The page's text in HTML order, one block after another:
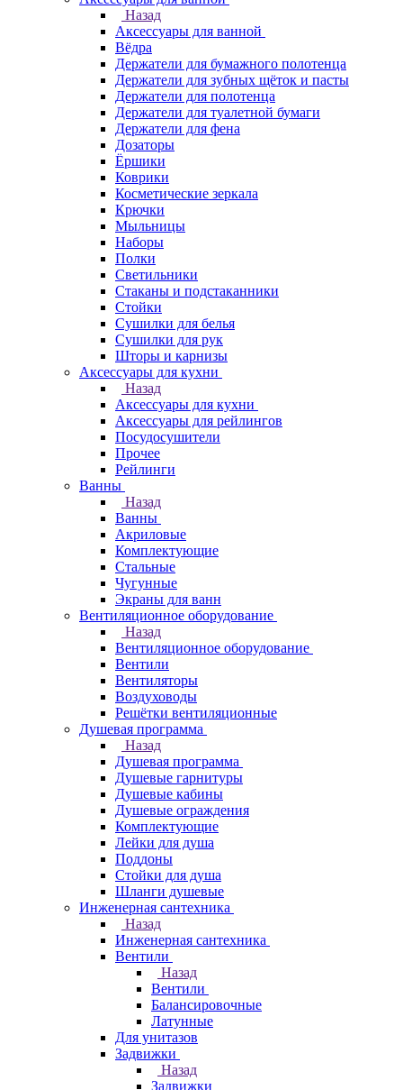
Назад
Аксессуары для ванной
Вёдра
Держатели для бумажного полотенца
Держатели для зубных щёток и пасты
Держатели для полотенца
Держатели для туалетной бумаги
Держатели для фена
Дозаторы
Ёршики
Коврики
Косметические зеркала
Крючки
Мыльницы
Наборы
Полки
Светильники
Стаканы и подстаканники
Стойки
Сушилки для белья
Сушилки для рук
Шторы и карнизы
Аксессуары для кухни
Назад
Аксессуары для кухни
Аксессуары для рейлингов
Посудосушители
Прочее
Рейлинги
Ванны
Назад
Ванны
Акриловые
Комплектующие
Стальные
Чугунные
Экраны для ванн
Вентиляционное оборудование
Назад
Вентиляционное оборудование
Вентили
Вентиляторы
Воздуховоды
Решётки вентиляционные
Душевая программа
Назад
Душевая программа
Душевые гарнитуры
Душевые кабины
Душевые ограждения
Комплектующие
Лейки для душа
Поддоны
Стойки для душа
Шланги душевые
Инженерная сантехника
Назад
Инженерная сантехника
Вентили
Назад
Вентили
Балансировочные
Латунные
Для унитазов
Задвижки
Назад
Задвижки